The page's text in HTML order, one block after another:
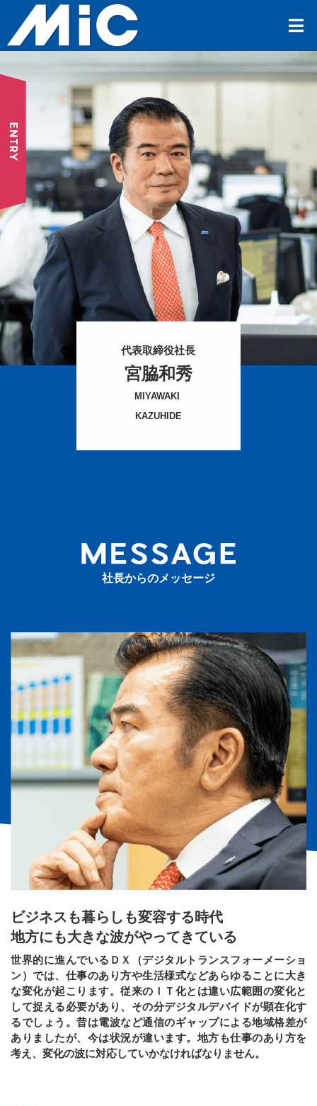
代表取締役社長
宮脇和秀
MIYAWAKI
KAZUHIDE
社長からのメッセージ
ビジネスも暮らしも変容する時代
地方にも大きな波がやってきている
世界的に進んでいるＤＸ（デジタルトランスフォーメーショ
ン）では、仕事のあり方や生活様式などあらゆることに大き
な変化が起こります。従来のＩＴ化とは違い広範囲の変化と
して捉える必要があり、その分デジタルデバイドが顕在化す
るでしょう。昔は電波など通信のギャップによる地域格差が
ありましたが、今は状況が違います。地方も仕事のあり方を
考え、変化の波に対応していかなければなりません。